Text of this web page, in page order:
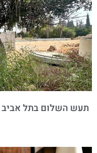
תעש השלום בתל אביב